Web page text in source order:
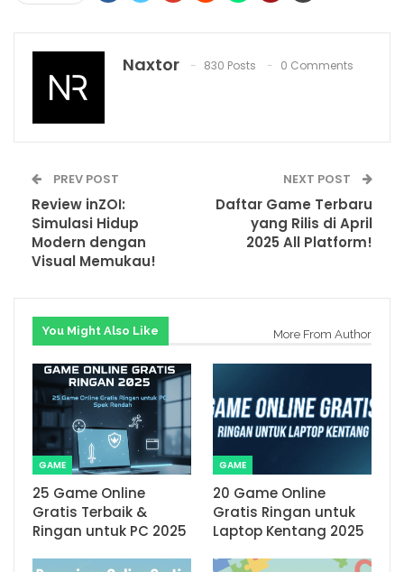
Naxtor 830 Posts 0 Comments
PREV POST
Review inZOI:
Simulasi Hidup
Modern dengan
Visual Memukau!
NEXT POST
Daftar Game Terbaru
yang Rilis di April
2025 All Platform!
You Might Also Like More From Author
GAME
25 Game Online
Gratis Terbaik &
Ringan untuk PC 2025
GAME
20 Game Online
Gratis Ringan untuk
Laptop Kentang 2025